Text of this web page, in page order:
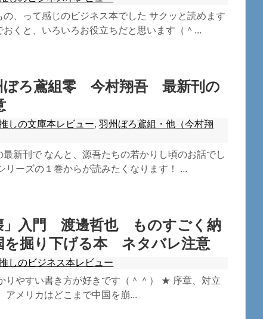
の、って感じのビジネス本でした サクッと読めます
おくと、いろいろお役立ちだと思います（＾...
ろ鳶組零 今村翔吾 最新刊の
しの文庫本レビュー,羽州ぼろ鳶組・他（今村翔
最新刊で なんと、源吾たちの若かりし頃のお話でし
リーズの１巻からが読みたくなります！ ...
」入門 渡邊哲也 ものすごく納
を掘り下げる本 ネタバレ注意
しのビジネス本レビュー
りやすい書き方が好きです（＾＾） ★ 序章、対立
アメリカはどこまで中国を崩...